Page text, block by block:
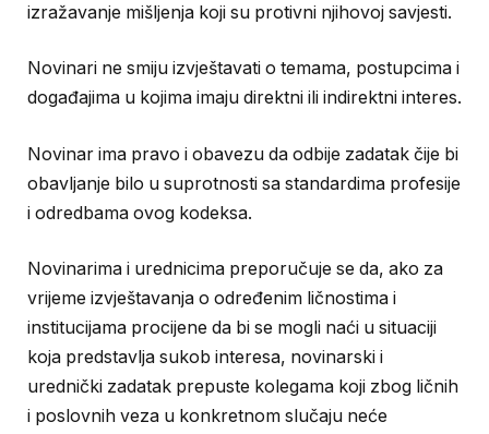
izražavanje mišljenja koji su protivni njihovoj savjesti.
Novinari ne smiju izvještavati o temama, postupcima i
događajima u kojima imaju direktni ili indirektni interes.
Novinar ima pravo i obavezu da odbije zadatak čije bi
obavljanje bilo u suprotnosti sa standardima profesije
i odredbama ovog kodeksa.
Novinarima i urednicima preporučuje se da, ako za
vrijeme izvještavanja o određenim ličnostima i
institucijama procijene da bi se mogli naći u situaciji
koja predstavlja sukob interesa, novinarski i
urednički zadatak prepuste kolegama koji zbog ličnih
i poslovnih veza u konkretnom slučaju neće